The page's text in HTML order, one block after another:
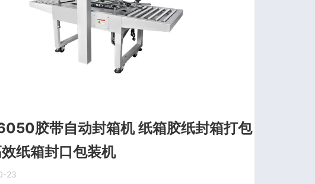
胶带自动封箱机 纸箱胶纸封箱打包
纸箱封口包装机
23